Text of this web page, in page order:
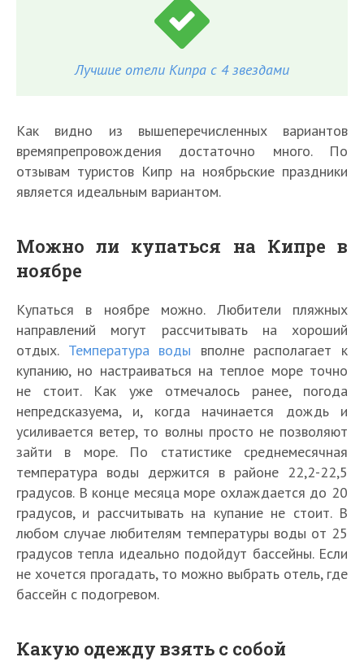
Лучшие отели Кипра с 4 звездами
Как видно из вышеперечисленных вариантов
времяпрепровождения достаточно много. По
отзывам туристов Кипр на ноябрьские праздники
является идеальным вариантом.
Можно ли купаться на Кипре в
ноябре
Купаться в ноябре можно. Любители пляжных
направлений могут рассчитывать на хороший
отдых. Температура воды вполне располагает к
купанию, но настраиваться на теплое море точно
не стоит. Как уже отмечалось ранее, погода
непредсказуема, и, когда начинается дождь и
усиливается ветер, то волны просто не позволяют
зайти в море. По статистике среднемесячная
температура воды держится в районе 22,2-22,5
градусов. В конце месяца море охлаждается до 20
градусов, и рассчитывать на купание не стоит. В
любом случае любителям температуры воды от 25
градусов тепла идеально подойдут бассейны. Если
не хочется прогадать, то можно выбрать отель, где
бассейн с подогревом.
Какую одежду взять с собой